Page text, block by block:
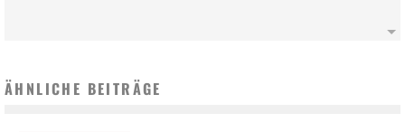
ÄHNLICHE BEITRÄGE